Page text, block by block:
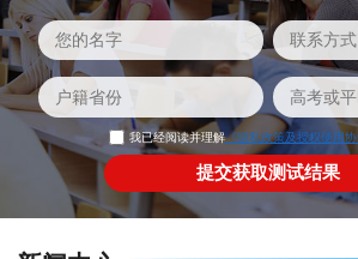
我已经阅读并理解《隐私政策及授权使用